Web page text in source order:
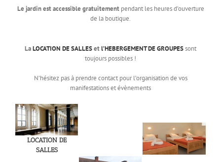
Le jardin est accessible gratuitementpendant les heures d’ouverture
de la boutique.
LaLOCATION DE SALLESetl’HEBERGEMENT DE GROUPESsont
toujours possibles !
N’hésitez pas à prendre contact pour l’organisation de vos
manifestations et évènements
LOCATION DE
SALLES